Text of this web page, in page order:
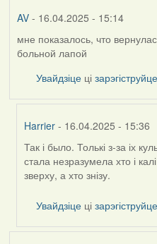
AV- 16.04.2025 - 15:14
мне показалось, что
больной лапой
Увайдзіце ці
Harrier - 16.04.2025 - 15:36
In
reply
to
AV
Так і было. Толькі з-за іх
стала незразумела хто і
зверху, а хто знізу.
Увайдзіце ці